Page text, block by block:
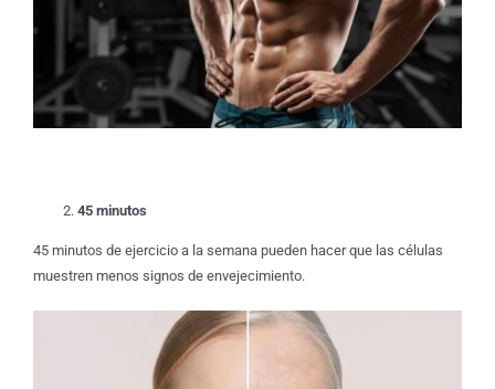
45 minutos
45 minutos de ejercicio a la semana pueden hacer que las células
muestren menos signos de envejecimiento.